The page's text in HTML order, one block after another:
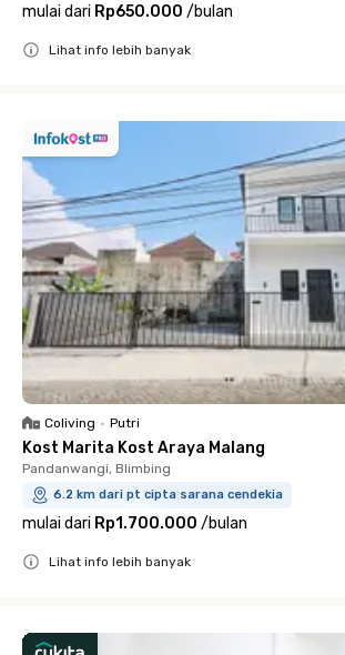
mulai dari Rp650.000 /bulan
Lihat info lebih banyak
Coliving • Putri
Kost Marita Kost Araya Malang
Pandanwangi, Blimbing
6.2 km dari pt cipta sarana cendekia
mulai dari Rp1.700.000 /bulan
Lihat info lebih banyak